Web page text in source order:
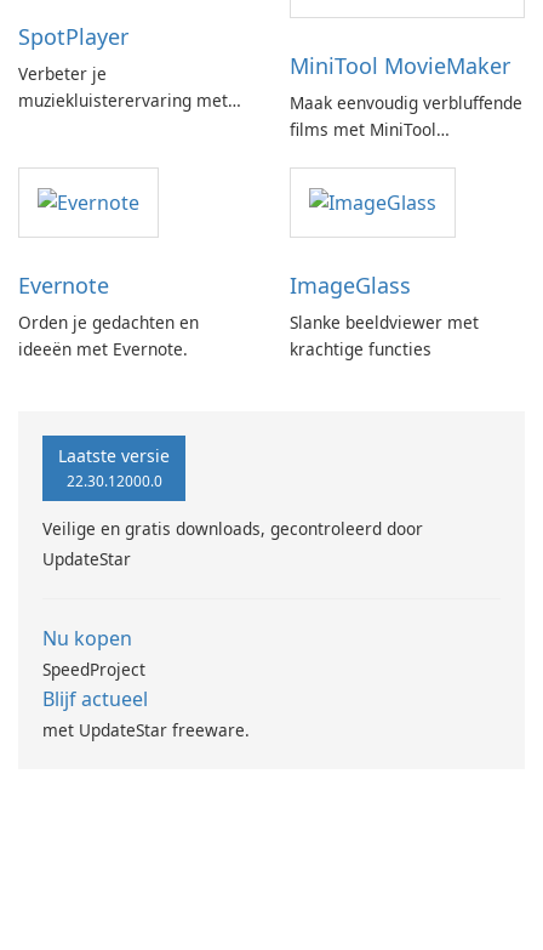
SpotPlayer
Verbeter je
muziekluisterervaring met
MiniTool MovieMaker
Maak eenvoudig verbluffende
films met MiniTool
Evernote
Orden je gedachten en
ideeën met Evernote.
ImageGlass
Slanke beeldviewer met
krachtige functies
Laatste versie
22.30.12000.0
Veilige en gratis downloads, gecontroleerd door
UpdateStar
Nu kopen
SpeedProject
Blijf actueel
met UpdateStar freeware.